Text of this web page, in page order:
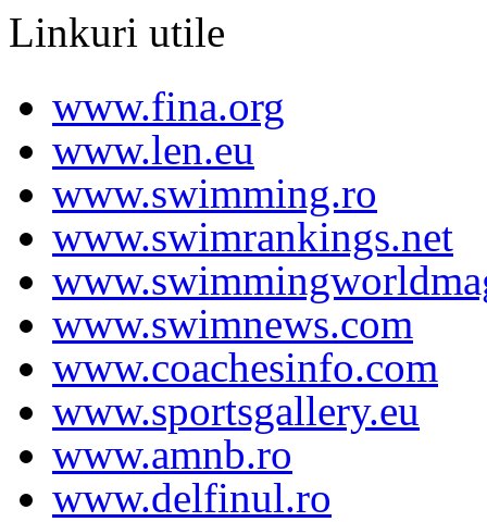
Linkuri utile
www.fina.org
www.len.eu
www.swimming.ro
www.swimrankings.net
www.swimnews.com
www.coachesinfo.com
www.sportsgallery.eu
www.amnb.ro
www.delfinul.ro